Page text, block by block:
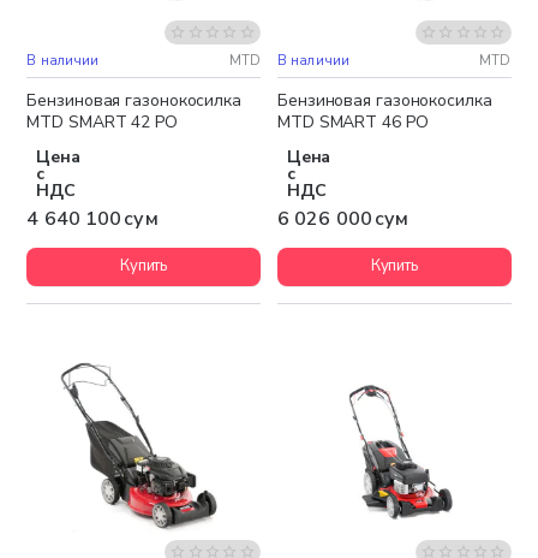
Бесплатная доставка
В наличии MTD
Бензиновая газонокосилка
MTD SMART 42 PO
Цена
с
НДС
4 640 100 сум
Купить
Бесплатная доставка
В наличии MTD
Бензиновая газонокосилка
MTD SMART 46 PO
Цена
с
НДС
6 026 000 сум
Купить